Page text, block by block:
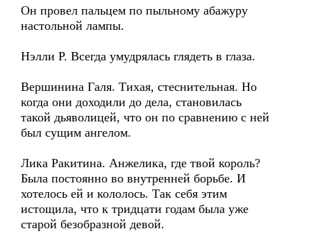
Он провел пальцем по пыльному абажуру
настольной лампы.
Нэлли Р. Всегда умудрялась глядеть в глаза.
Вершинина Галя. Тихая, стеснительная. Но
когда они доходили до дела, становилась
такой дьяволицей, что он по сравнению с ней
был сущим ангелом.
Лика Ракитина. Анжелика, где твой король?
Была постоянно во внутренней борьбе. И
хотелось ей и кололось. Так себя этим
истощила, что к тридцати годам была уже
старой безобразной девой.